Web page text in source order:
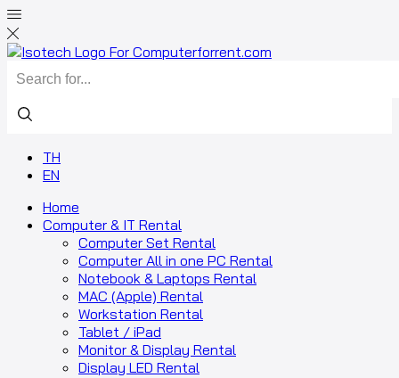
TH
EN
Home
Computer & IT Rental
Computer Set Rental
Computer All in one PC Rental
Notebook & Laptops Rental
MAC (Apple) Rental
Workstation Rental
Tablet / iPad
Monitor & Display Rental
Display LED Rental